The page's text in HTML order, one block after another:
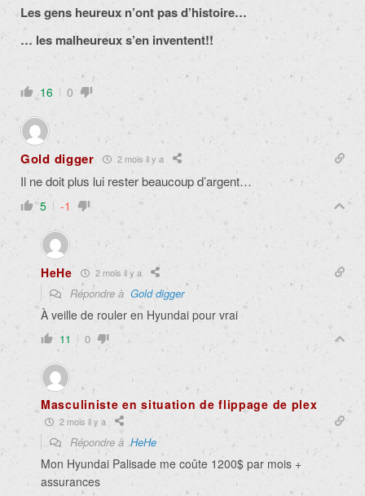
Les gens heureux n’ont pas d’histoire…
… les malheureux s’en inventent!!
16 0
Gold digger 2 mois il y a
Il ne doit plus lui rester beaucoup d’argent…
5 -1
HeHe 2 mois il y a
Répondre à Gold digger
À veille de rouler en Hyundai pour vrai
11 0
Masculiniste en situation de flippage de plex
2 mois il y a
Répondre àHeHe
Mon Hyundai Palisade me coûte 1200$ par mois +
assurances